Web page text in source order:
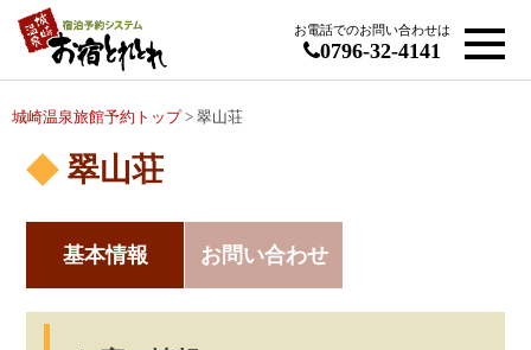
お電話でのお問い合わせは
0796-32-4141
城崎温泉旅館予約トップ > 翠山荘
翠山荘
基本情報 お問い合わせ